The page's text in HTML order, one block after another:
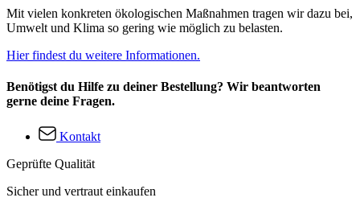
Mit vielen konkreten ökologischen Maßnahmen tragen wir dazu bei,
Umwelt und Klima so gering wie möglich zu belasten.
Hier findest du weitere Informationen.
Benötigst du Hilfe zu deiner Bestellung? Wir beantworten
gerne deine Fragen.
Kontakt
Geprüfte Qualität
Sicher und vertraut einkaufen